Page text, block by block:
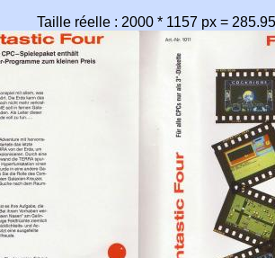
Taille réelle : 2000 * 1157 px =